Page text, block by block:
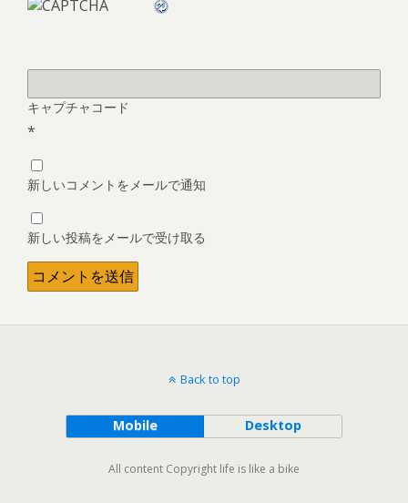
キャプチャコード
*
新しいコメントをメールで通知
新しい投稿をメールで受け取る
Back to top
Mobile Desktop
All content Copyright life is like a bike